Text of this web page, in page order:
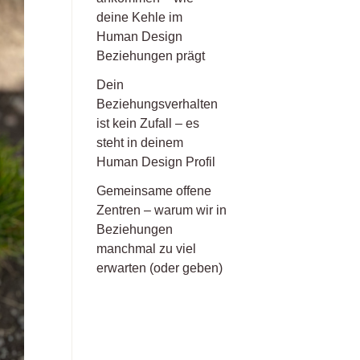
deine Kehle im
Human Design
Beziehungen prägt
Dein
Beziehungsverhalten
ist kein Zufall – es
steht in deinem
Human Design Profil
Gemeinsame offene
Zentren – warum wir in
Beziehungen
manchmal zu viel
erwarten (oder geben)